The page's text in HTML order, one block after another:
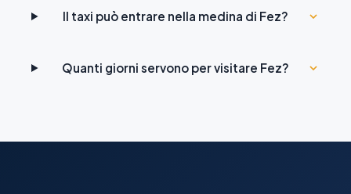
Il taxi può entrare nella medina di Fez?
Quanti giorni servono per visitare Fez?